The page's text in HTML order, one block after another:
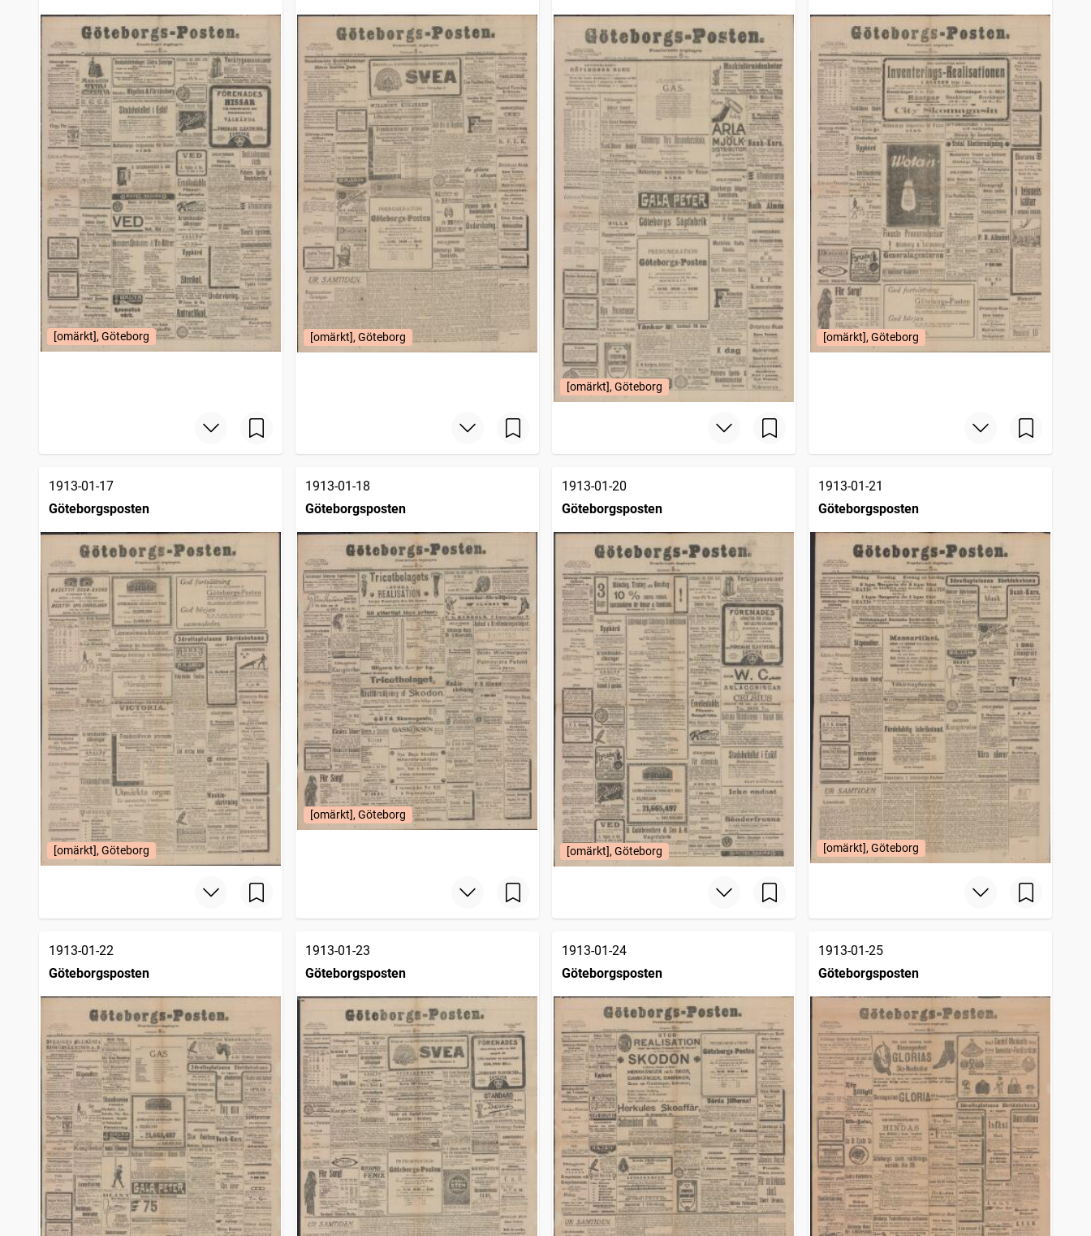
[omärkt], Göteborg [omärkt], Göteborg
[omärkt], Göteborg
[omärkt], Göteborg
1913-01-17
Göteborgsposten
[omärkt], Göteborg
1913-01-18
Göteborgsposten
[omärkt], Göteborg
1913-01-20
Göteborgsposten
[omärkt], Göteborg
1913-01-21
Göteborgsposten
[omärkt], Göteborg
1913-01-22
Göteborgsposten
1913-01-23
Göteborgsposten
1913-01-24
Göteborgsposten
1913-01-25
Göteborgsposten